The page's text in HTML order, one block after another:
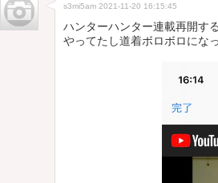
s3mi5am 2021-11-20 16:15:45
ハンターハンター連載再開す
やってたし道着ボロボロにな